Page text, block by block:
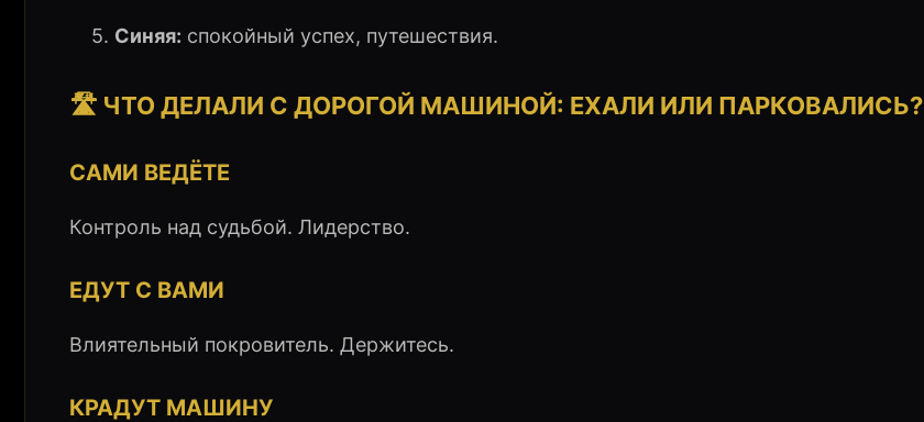
5. Синяя: спокойный успех, путешествия.
🛣️ ЧТО ДЕЛАЛИ С ДОРОГОЙ МАШИНОЙ: ЕХАЛИ ИЛИ ПАРКОВАЛИСЬ?
САМИ ВЕДЁТЕ
Контроль над судьбой. Лидерство.
ЕДУТ С ВАМИ
Влиятельный покровитель. Держитесь.
КРАДУТ МАШИНУ